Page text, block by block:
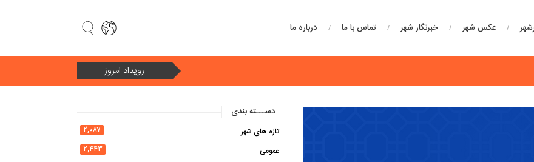
عکس شهر خبرنگار شهر تماس با ما درباره ما
رویداد امروز
دســـته بندی
تازه های شهر
۲,۰۸۷
عمومی
۲,۴۴۳